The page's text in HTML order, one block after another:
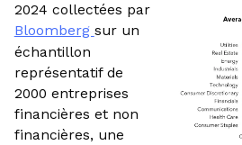
2024 collectées par
Bloomberg sur un
échantillon
représentatif de
2000 entreprises
financières et non
financières, une